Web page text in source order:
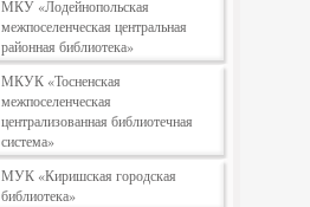
МКУ «Лодейнопольская
межпоселенческая центральная
районная библиотека»
МКУК «Тосненская
межпоселенческая
централизованная библиотечная
система»
МУК «Киришская городская
библиотека»